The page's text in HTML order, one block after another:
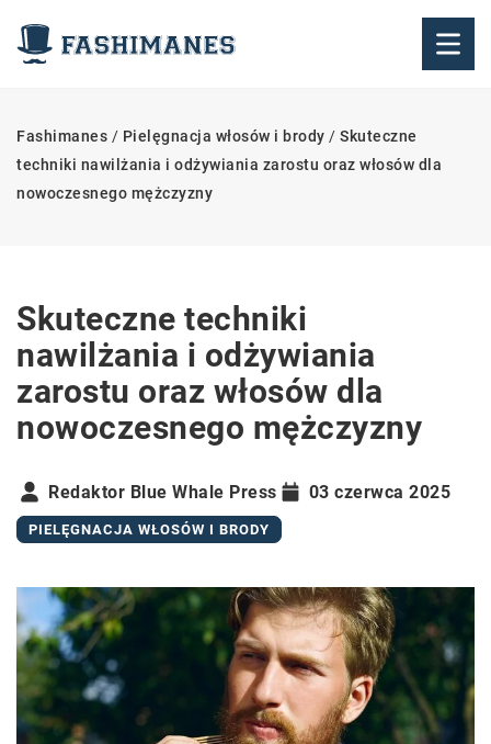
Fashimanes / Pielęgnacja włosów i brody / Skuteczne
techniki nawilżania i odżywiania zarostu oraz włosów dla
nowoczesnego mężczyzny
Skuteczne techniki
nawilżania i odżywiania
zarostu oraz włosów dla
nowoczesnego mężczyzny
Redaktor Blue Whale Press 03 czerwca 2025
PIELĘGNACJA WŁOSÓW I BRODY